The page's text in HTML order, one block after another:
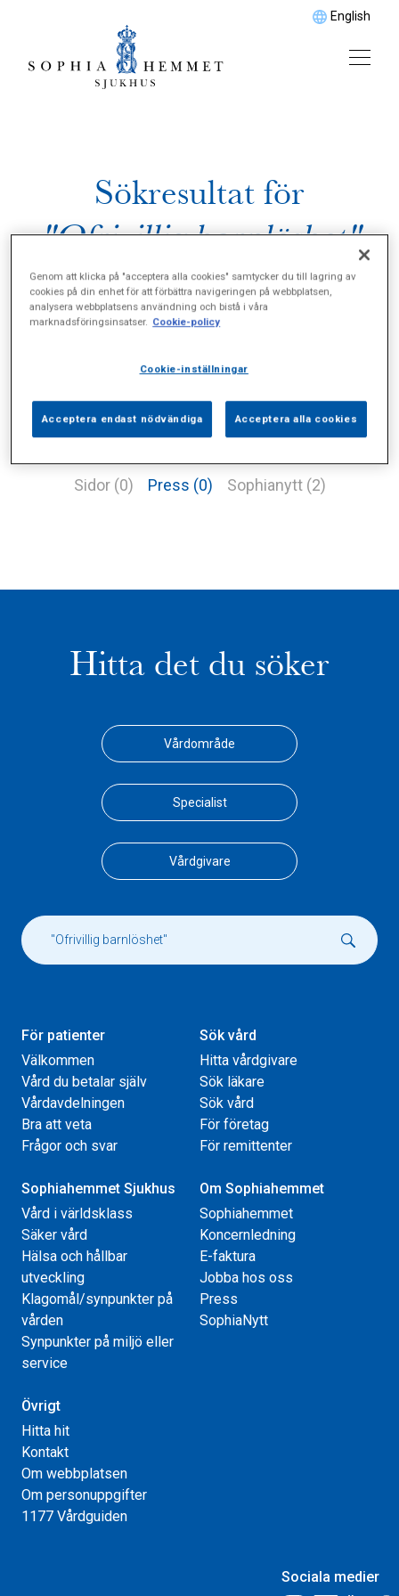
English
Sökresultat för
"Ofrivillig barnlöshet"
Sidor (0) Press (0) Sophianytt (2)
Hitta det du söker
Vårdområde
Specialist
Vårdgivare
För patienter
Välkommen
Vård du betalar själv
Vårdavdelningen
Bra att veta
Frågor och svar
Sök vård
Hitta vårdgivare
Sök läkare
Sök vård
För företag
För remittenter
Sophiahemmet Sjukhus
Vård i världsklass
Säker vård
Hälsa och hållbar
utveckling
Klagomål/synpunkter på
vården
Synpunkter på miljö eller
service
Om Sophiahemmet
Sophiahemmet
Koncernledning
E-faktura
Jobba hos oss
Press
SophiaNytt
Övrigt
Hitta hit
Kontakt
Om webbplatsen
Om personuppgifter
1177 Vårdguiden
Sociala medier
Genom att klicka på "acceptera alla cookies" samtycker du till lagring av
cookies på din enhet för att förbättra navigeringen på webbplatsen,
analysera webbplatsens användning och bistå i våra
marknadsföringsinsatser. Cookie-policy
Cookie-inställningar
Acceptera endast nödvändiga Acceptera alla cookies